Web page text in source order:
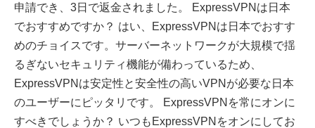
申請でき、3日で返金されました。 ExpressVPNは日本
でおすすめですか？ はい、ExpressVPNは日本でおすす
めのチョイスです。サーバーネットワークが大規模で揺
るぎないセキュリティ機能が備わっているため、
ExpressVPNは安定性と安全性の高いVPNが必要な日本
のユーザーにピッタリです。 ExpressVPNを常にオンに
すべきでしょうか？ いつもExpressVPNをオンにしてお